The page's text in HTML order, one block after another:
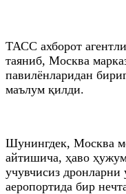
ТАСС ахборот
таяниб, Москва
павилёнларидан
маълум қилди.
Шунингдек, Москва
айтишича, ҳаво
учувчисиз
аеропортида бир